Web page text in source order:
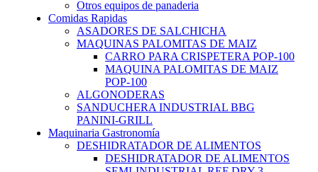
Otros equipos de panaderia
Comidas Rapidas
ASADORES DE SALCHICHA
MAQUINAS PALOMITAS DE MAIZ
CARRO PARA CRISPETERA POP-100
MAQUINA PALOMITAS DE MAIZ
POP-100
ALGONODERAS
SANDUCHERA INDUSTRIAL BBG
PANINI-GRILL
Maquinaria Gastronomía
DESHIDRATADOR DE ALIMENTOS
DESHIDRATADOR DE ALIMENTOS